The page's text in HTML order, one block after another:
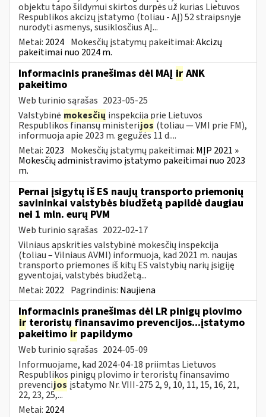
objektu tapo šildymui skirtos durpės už kurias Lietuvos
Respublikos akcizų įstatymo (toliau - AĮ) 52 straipsnyje
nurodyti asmenys, susiklosčius AĮ...
Metai: 2024 Mokesčių įstatymų pakeitimai:Akcizų
pakeitimai nuo 2024 m.
Informacinis pranešimas dėl MAĮ ir ANK
pakeitimo
Web turinio sąrašas 2023-05-25
Valstybinė mokesčių inspekcija prie Lietuvos
Respublikos finansų ministerijos (toliau — VMI prie FM),
informuoja apie 2023 m. gegužės 11 d....
Metai: 2023 Mokesčių įstatymų pakeitimai: MĮP 2021 »
Mokesčių administravimo įstatymo pakeitimai nuo 2023
m.
Pernai įsigytų iš ES naujų transporto priemonių
savininkai valstybės biudžetą papildė daugiau
nei 1 mln. eurų PVM
Web turinio sąrašas 2022-02-17
Vilniaus apskrities valstybinė mokesčių inspekcija
(toliau – Vilniaus AVMI) informuoja, kad 2021 m. naujas
transporto priemones iš kitų ES valstybių narių įsigiję
gyventojai, valstybės biudžetą...
Metai: 2022 Pagrindinis: Naujiena
Informacinis pranešimas dėl LR pinigų plovimo
ir teroristų finansavimo prevencijos...įstatymo
pakeitimo ir papildymo
Web turinio sąrašas 2024-05-09
Informuojame, kad 2024-04-18 priimtas Lietuvos
Respublikos pinigų plovimo ir teroristų finansavimo
prevencijos įstatymo Nr. VIII-275 2, 9, 10, 11, 15, 16, 21,
22, 23, 25,...
Metai: 2024